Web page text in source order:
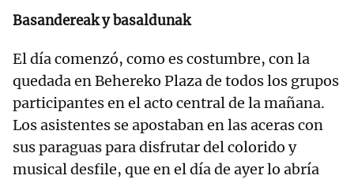
Basandereak y basaldunak
El día comenzó, como es costumbre, con la
quedada en Behereko Plaza de todos los grupos
participantes en el acto central de la mañana.
Los asistentes se apostaban en las aceras con
sus paraguas para disfrutar del colorido y
musical desfile, que en el día de ayer lo abría